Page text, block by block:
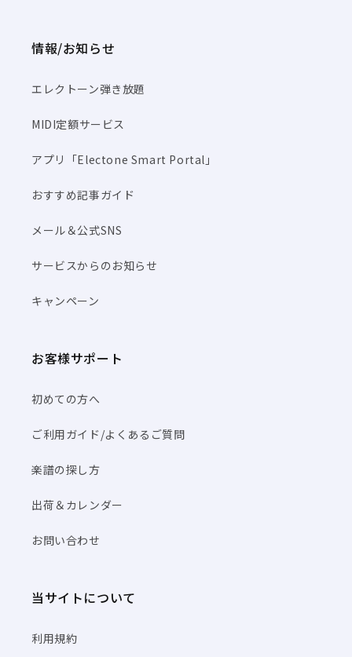
情報/お知らせ
エレクトーン弾き放題
MIDI定額サービス
アプリ「Electone Smart Portal」
おすすめ記事ガイド
メール＆公式SNS
サービスからのお知らせ
キャンペーン
お客様サポート
初めての方へ
ご利用ガイド/よくあるご質問
楽譜の探し方
出荷＆カレンダー
お問い合わせ
当サイトについて
利用規約